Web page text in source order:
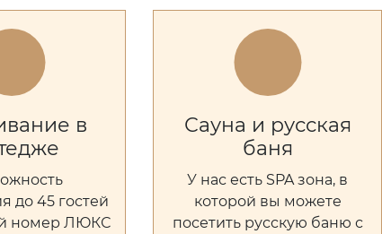
в
до 45 гостей
номер ЛЮКС
Сауна и русская
баня
У нас есть SPA зона, в
которой вы можете
посетить русскую баню с